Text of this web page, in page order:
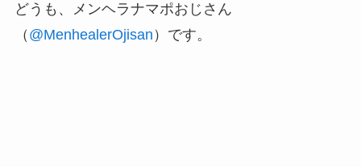
どうも、メンヘラナマポおじさん
（ @MenhealerOjisan ）です。